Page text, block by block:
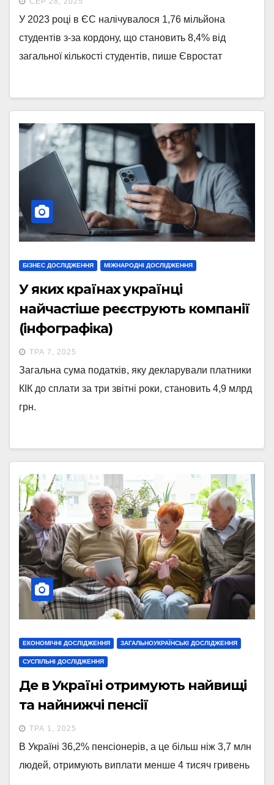
У 2023 році в ЄС налічувалося 1,76 мільйона
студентів з-за кордону, що становить 8,4% від
загальної кількості студентів, пише Євростат
БІЗНЕС ДОСЛІДЖЕННЯ МІЖНАРОДНІ ДОСЛІДЖЕННЯ
У яких країнах українці
найчастіше реєструють компанії
(інфографіка)
ТРА 7, 2025
Загальна сума податків, яку декларували платники
КІК до сплати за три звітні роки, становить 4,9 млрд
грн.
ЕКОНОМІЧНІ ДОСЛІДЖЕННЯ ЗАГАЛЬНОУКРАЇНСЬКІ ДОСЛІДЖЕННЯ
СУСПІЛЬНІ ДОСЛІДЖЕННЯ
Де в Україні отримують найвищі
та найнижчі пенсії
ТРА 1, 2025
В Україні 36,2% пенсіонерів, а це більш ніж 3,7 млн
людей, отримують виплати менше 4 тисяч гривень